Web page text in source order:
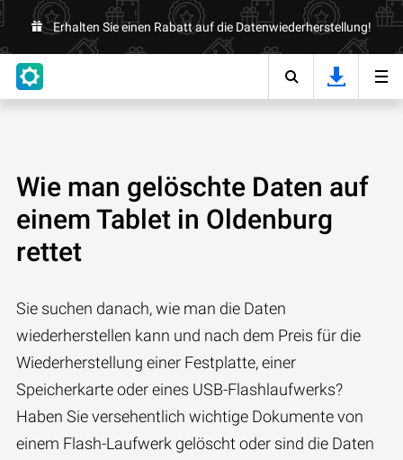
Erhalten Sie einen Rabatt auf die Datenwiederherstellung!
Wie man gelöschte Daten auf
einem Tablet in Oldenburg
rettet
Sie suchen danach, wie man die Daten
wiederherstellen kann und nach dem Preis für die
Wiederherstellung einer Festplatte, einer
Speicherkarte oder eines USB-Flashlaufwerks?
Haben Sie versehentlich wichtige Dokumente von
einem Flash-Laufwerk gelöscht oder sind die Daten